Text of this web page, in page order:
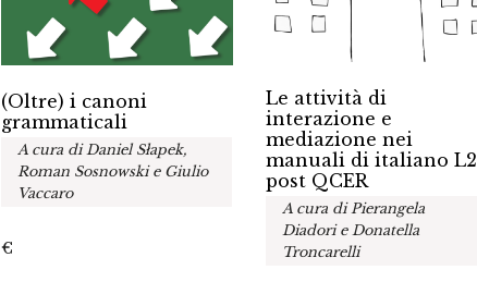
(Oltre) i canoni
grammaticali
A cura di Daniel Słapek,
Roman Sosnowski e Giulio
Vaccaro
€
Le attività di
interazione e
mediazione nei
manuali di italiano L2
post QCER
A cura di Pierangela
Diadori e Donatella
Troncarelli